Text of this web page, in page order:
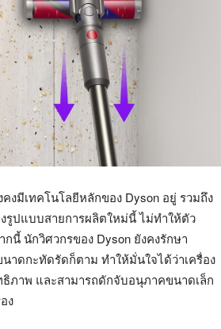
มีเทคโนโลยีหลักของ Dyson อยู่ รวมถึง
งรูปแบบสายการผลิตใหม่นี้ ไม่ทำให้ตัว
นี้ นักวิศวกรของ Dyson ยังคงรักษา
าดกะทัดรัดก็ตาม ทำให้มั่นใจได้ว่าเครื่อง
ภาพ และสามารถดักจับอนุภาคขนาดเล็ก
ง